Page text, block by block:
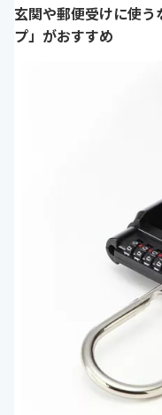
玄関や郵便受けに使
プ」がおすすめ